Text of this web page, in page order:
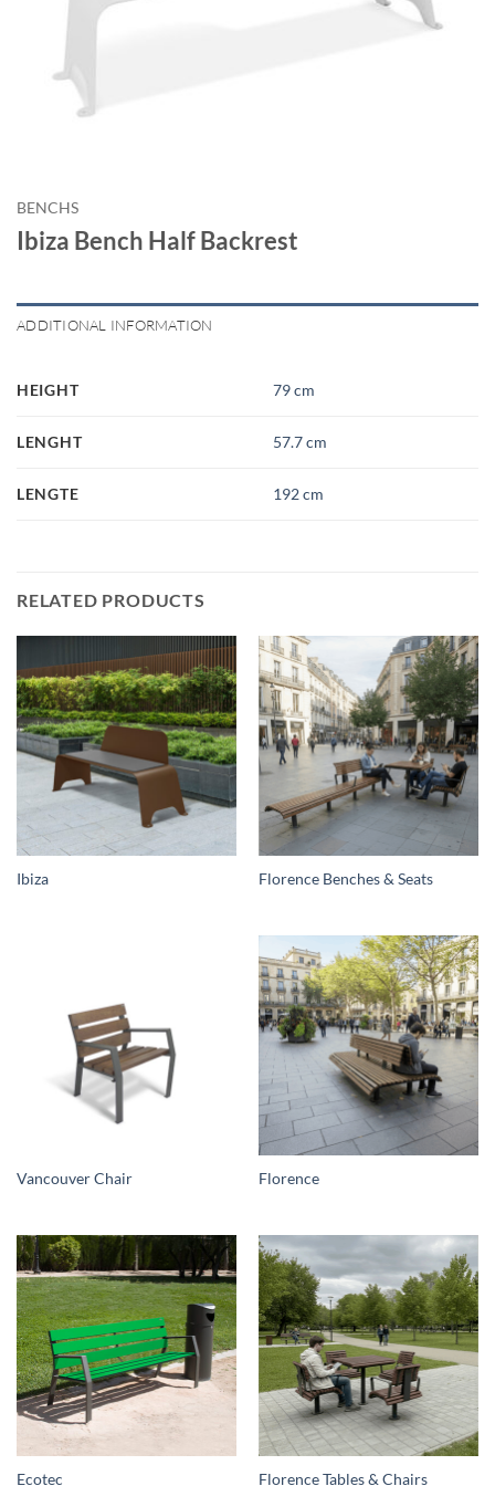
BENCHS
Ibiza Bench Half Backrest
ADDITIONAL INFORMATION
HEIGHT 79 cm
LENGHT 57.7 cm
LENGTE 192 cm
RELATED PRODUCTS
Ibiza Florence Benches & Seats
Vancouver Chair Florence
Ecotec Florence Tables & Chairs